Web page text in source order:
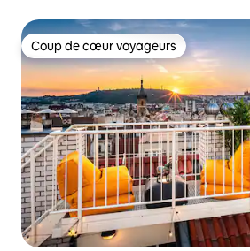
Coup de cœur voyageurs
Coup de cœur voyageurs